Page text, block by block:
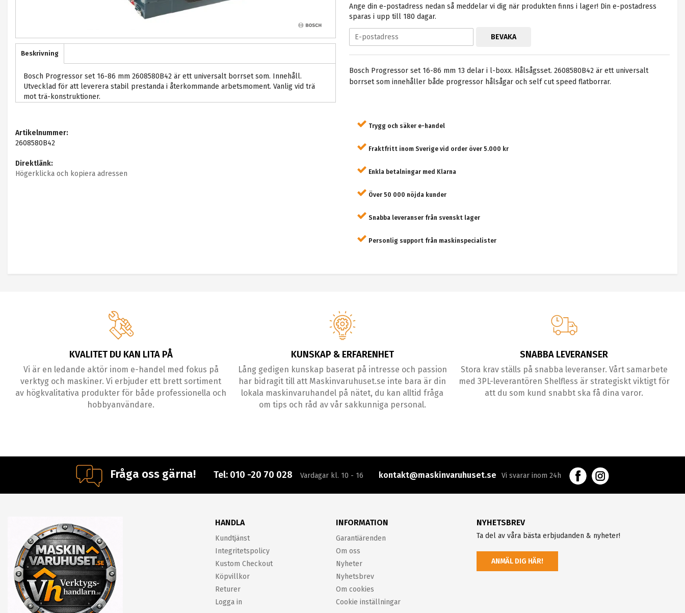
Ange din e-postadress nedan så meddelar vi dig när produkten finns i lager! Din e-postadress
sparas i upp till 180 dagar.
BEVAKA
Bosch Progressor set 16-86 mm 13 delar i l-boxx. Hålsågsset. 2608580B42 är ett universalt
borrset som innehåller både progressor hålsågar och self cut speed flatborrar.
Trygg och säker e-handel
Fraktfritt inom Sverige vid order över 5.000 kr
Enkla betalningar med Klarna
Över 50 000 nöjda kunder
Snabba leveranser från svenskt lager
Personlig support från maskinspecialister
Beskrivning
Bosch Progressor set 16-86 mm 2608580B42 är ett universalt borrset som. Innehåll.
Utvecklad för att leverera stabil prestanda i återkommande arbetsmoment. Vanlig vid trä
mot trä-konstruktioner.
Artikelnummer:
2608580B42
Direktlänk:
Högerklicka och kopiera adressen
KVALITET DU KAN LITA PÅ
Vi är en ledande aktör inom e-handel med fokus på
verktyg och maskiner. Vi erbjuder ett brett sortiment
av högkvalitativa produkter för både professionella och
hobbyanvändare.
KUNSKAP & ERFARENHET
Lång gedigen kunskap baserat på intresse och passion
har bidragit till att Maskinvaruhuset.se inte bara är din
lokala maskinvaruhandel på nätet, du kan alltid fråga
om tips och råd av vår sakkunniga personal.
SNABBA LEVERANSER
Stora krav ställs på snabba leveranser. Vårt samarbete
med 3PL-leverantören Shelfless är strategiskt viktigt för
att du som kund snabbt ska få dina varor.
Fråga oss gärna! Tel: 010 -20 70 028 Vardagar kl. 10 - 16 kontakt@maskinvaruhuset.se Vi svarar inom 24h
HANDLA
Kundtjänst
Integritetspolicy
Kustom Checkout
Köpvillkor
Returer
Logga in
INFORMATION
Garantiärenden
Om oss
Nyheter
Nyhetsbrev
Om cookies
Cookie inställningar
NYHETSBREV
Ta del av våra bästa erbjudanden & nyheter!
ANMÄL DIG HÄR!